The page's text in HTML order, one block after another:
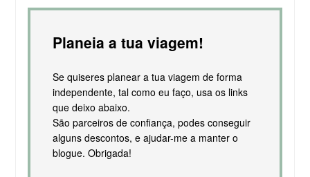
Planeia a tua viagem!
Se quiseres planear a tua viagem de forma
independente, tal como eu faço, usa os links
que deixo abaixo.
São parceiros de confiança, podes conseguir
alguns descontos, e ajudar-me a manter o
blogue. Obrigada!